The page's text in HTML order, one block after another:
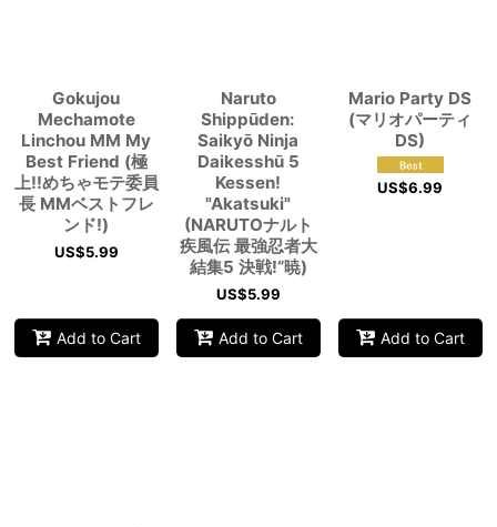
Gokujou
Mechamote
Linchou MM My
Best Friend (極
上!!めちゃモテ委員
長 MMベストフレ
ンド!)
US$5.99
Add to Cart
Naruto
Shippūden:
Saikyō Ninja
Daikesshū 5
Kessen!
"Akatsuki"
(NARUTOナルト
疾風伝 最強忍者大
結集5 決戦!“暁)
US$5.99
Add to Cart
Mario Party DS
(マリオパーティ
DS)
US$6.99
Add to Cart